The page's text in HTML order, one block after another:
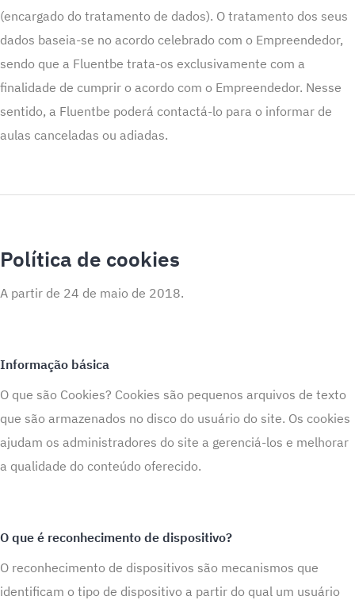
(encargado do tratamento de dados). O tratamento dos seus
dados baseia-se no acordo celebrado com o Empreendedor,
sendo que a Fluentbe trata-os exclusivamente com a
finalidade de cumprir o acordo com o Empreendedor. Nesse
sentido, a Fluentbe poderá contactá-lo para o informar de
aulas canceladas ou adiadas.
Política de cookies
A partir de 24 de maio de 2018.
Informação básica
O que são Cookies? Cookies são pequenos arquivos de texto
que são armazenados no disco do usuário do site. Os cookies
ajudam os administradores do site a gerenciá-los e melhorar
a qualidade do conteúdo oferecido.
O que é reconhecimento de dispositivo?
O reconhecimento de dispositivos são mecanismos que
identificam o tipo de dispositivo a partir do qual um usuário